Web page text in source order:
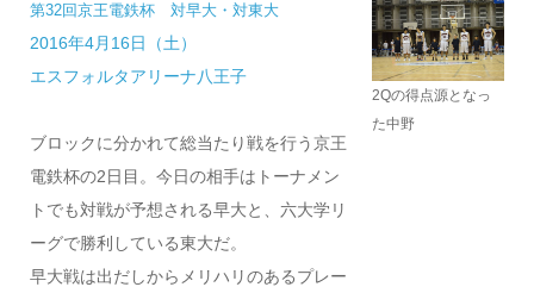
第32回京王電鉄杯 対早大・対東大
2016年4月16日（土）
エスフォルタアリーナ八王子
ブロックに分かれて総当たり戦を行う京王
電鉄杯の2日目。今日の相手はトーナメン
トでも対戦が予想される早大と、六大学リ
ーグで勝利している東大だ。
早大戦は出だしからメリハリのあるプレー
2Qの得点源となっ
た中野